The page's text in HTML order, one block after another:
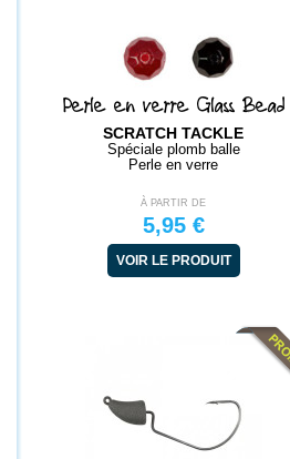
Perle en verre Glass Bead
SCRATCH TACKLE
Spéciale plomb balle
Perle en verre
À PARTIR DE
5,95 €
VOIR LE PRODUIT